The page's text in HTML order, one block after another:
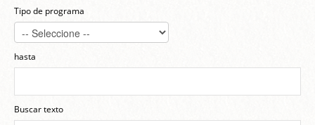
Tipo de programa
hasta
Buscar texto